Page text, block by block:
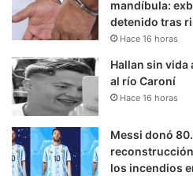
mandíbula:
detenido tras
Hace 16 horas
Hallan sin vida
al río Caroní
Hace 16 horas
Messi donó
los incendios